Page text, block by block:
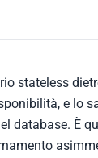
stateless
e lo
database. È